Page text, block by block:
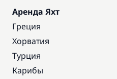
Аренда Яхт
Греция
Хорватия
Турция
Карибы